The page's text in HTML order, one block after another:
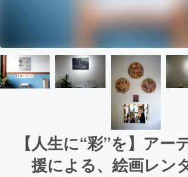
【人生に“彩”を】アー
援による、絵画レン